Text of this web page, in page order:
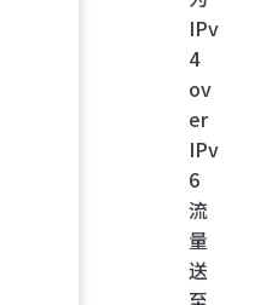
IPv
4
ov
er
IPv
6
流
量
送